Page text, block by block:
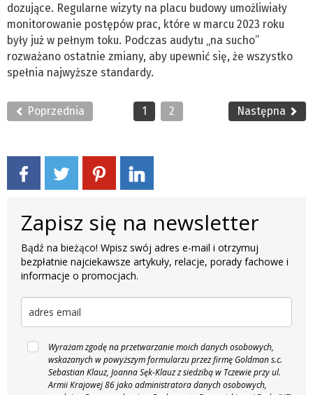
dozujące. Regularne wizyty na placu budowy umożliwiały
monitorowanie postępów prac, które w marcu 2023 roku
były już w pełnym toku. Podczas audytu „na sucho”
rozważano ostatnie zmiany, aby upewnić się, że wszystko
spełnia najwyższe standardy.
Poprzednia 1 2 Następna
Zapisz się na newsletter
Bądź na bieżąco! Wpisz swój adres e-mail i otrzymuj
bezpłatnie najciekawsze artykuły, relacje, porady fachowe i
informacje o promocjach.
Wyrażam zgodę na przetwarzanie moich danych osobowych,
wskazanych w powyższym formularzu przez firmę Goldman s.c.
Sebastian Klauz, Joanna Sęk-Klauz z siedzibą w Tczewie przy ul.
Armii Krajowej 86 jako administratora danych osobowych,